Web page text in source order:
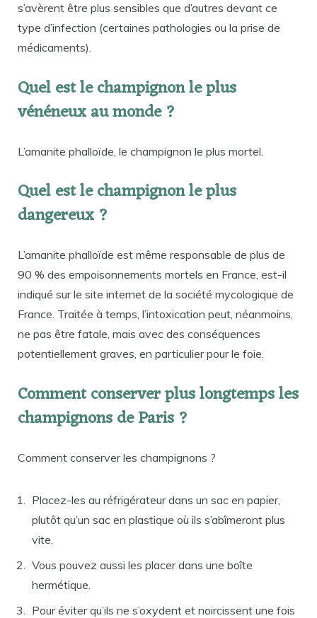
s’avèrent être plus sensibles que d’autres devant ce
type d’infection (certaines pathologies ou la prise de
médicaments).
Quel est le champignon le plus
vénéneux au monde ?
L’amanite phalloïde, le champignon le plus mortel.
Quel est le champignon le plus
dangereux ?
L’amanite phalloïde est même responsable de plus de
90 % des empoisonnements mortels en France, est-il
indiqué sur le site internet de la société mycologique de
France. Traitée à temps, l’intoxication peut, néanmoins,
ne pas être fatale, mais avec des conséquences
potentiellement graves, en particulier pour le foie.
Comment conserver plus longtemps les
champignons de Paris ?
Comment conserver les champignons ?
Placez-les au réfrigérateur dans un sac en papier,
plutôt qu’un sac en plastique où ils s’abîmeront plus
vite.
Vous pouvez aussi les placer dans une boîte
hermétique.
Pour éviter qu’ils ne s’oxydent et noircissent une fois